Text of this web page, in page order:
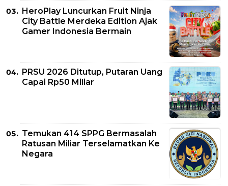
HeroPlay Luncurkan Fruit Ninja
City Battle Merdeka Edition Ajak
Gamer Indonesia Bermain
PRSU 2026 Ditutup, Putaran Uang
Capai Rp50 Miliar
Temukan 414 SPPG Bermasalah
Ratusan Miliar Terselamatkan Ke
Negara